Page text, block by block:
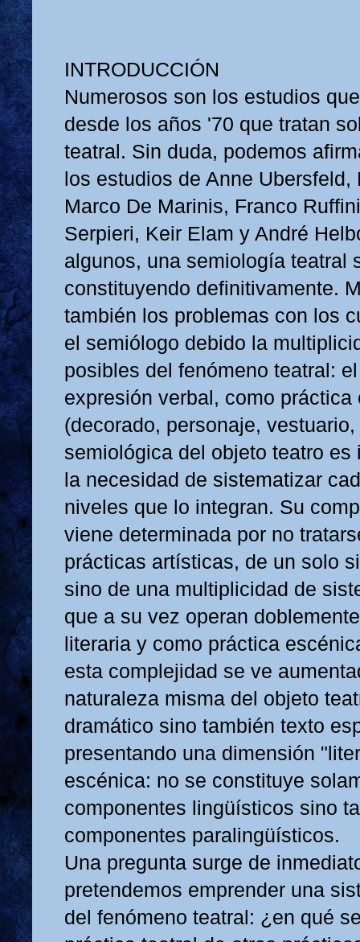
INTRODUCCIÓN
Numerosos son los estudios
desde los años '70 que tratan
teatral. Sin duda, podemos
los estudios de Anne
Marco De Marinis, Franco
Serpieri, Keir Elam y André
algunos, una semiología teatral
constituyendo definitivamente.
también los problemas con los
el semiólogo debido la
posibles del fenómeno teatral:
expresión verbal, como práctica
(decorado, personaje,
semiológica del objeto teatro es
la necesidad de sistematizar
niveles que lo integran. Su
viene determinada por no
prácticas artísticas, de un solo
sino de una multiplicidad de
que a su vez operan
literaria y como práctica
esta complejidad se ve
naturaleza misma del objeto
dramático sino también texto
presentando una dimensión
escénica: no se constituye
componentes lingüísticos sino
componentes paralingüísticos.
Una pregunta surge de
pretendemos emprender una
del fenómeno teatral: ¿en qué